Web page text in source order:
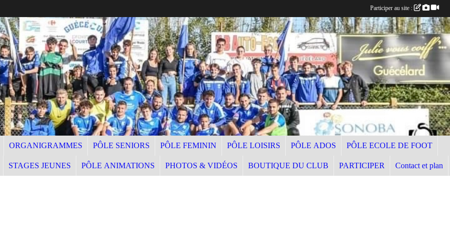
ORGANIGRAMMES PÔLE SENIORS PÔLE FEMININ PÔLE LOISIRS PÔLE ADOS PÔLE ECOLE DE FOOT
STAGES JEUNES PÔLE ANIMATIONS PHOTOS & VIDÉOS BOUTIQUE DU CLUB PARTICIPER Contact et plan
Participer au site :